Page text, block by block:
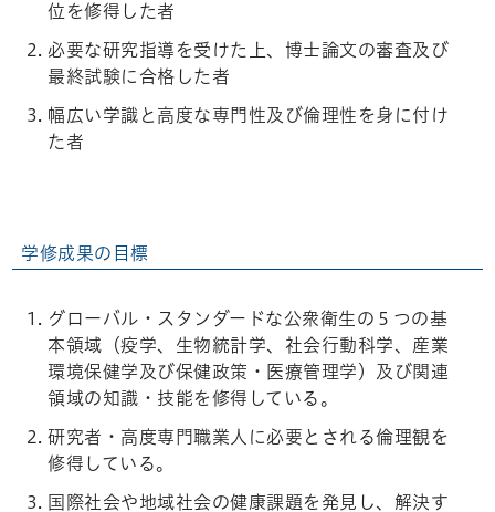
位を修得した者
必要な研究指導を受けた上、博士論文の審査及び
最終試験に合格した者
幅広い学識と高度な専門性及び倫理性を身に付け
た者
学修成果の目標
グローバル・スタンダードな公衆衛生の５つの基
本領域（疫学、生物統計学、社会行動科学、産業
環境保健学及び保健政策・医療管理学）及び関連
領域の知識・技能を修得している。
研究者・高度専門職業人に必要とされる倫理観を
修得している。
国際社会や地域社会の健康課題を発見し、解決す